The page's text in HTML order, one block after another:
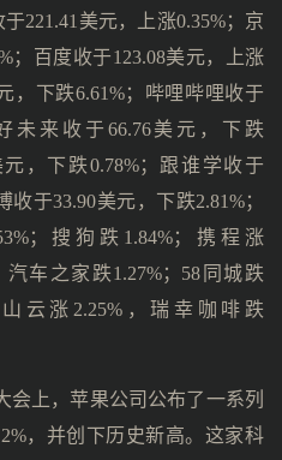
221.41美元，上涨0.35%；京
；百度收于123.08美元，上涨
，下跌6.61%；哔哩哔哩收于
未来收于66.76美元，下跌
，下跌0.78%；跟谁学收于
于33.90美元，下跌2.81%；
；搜狗跌1.84%；携程涨
汽车之家跌1.27%；58同城跌
山云涨2.25%，瑞幸咖啡跌
会上，苹果公司公布了一系列
，并创下历史新高。这家科